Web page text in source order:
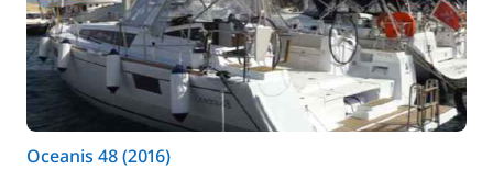
Oceanis 48 (2016)